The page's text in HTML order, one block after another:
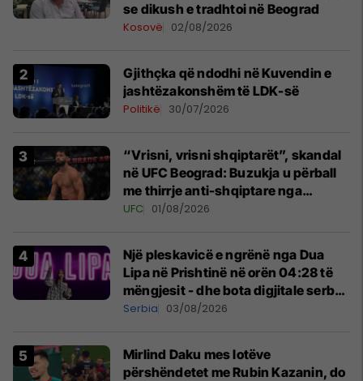
se dikush e tradhtoi në Beograd
Kosovë 02/08/2026
Gjithçka që ndodhi në Kuvendin e
jashtëzakonshëm të LDK-së
Politikë 30/07/2026
“Vrisni, vrisni shqiptarët”, skandal
në UFC Beograd: Buzukja u përball
me thirrje anti-shqiptare nga
tribunat
UFC 01/08/2026
Një pleskavicë e ngrënë nga Dua
Lipa në Prishtinë në orën 04:28 të
mëngjesit - dhe bota digjitale serbe
shpall gjendjen e luftës
Serbia 03/08/2026
Mirlind Daku mes lotëve
përshëndetet me Rubin Kazanin, do